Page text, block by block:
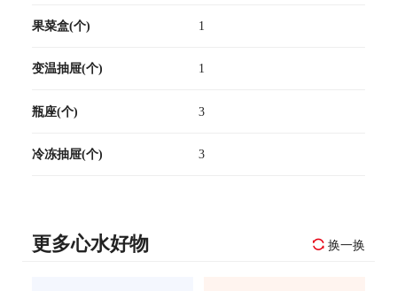
果菜盒(个) 1
变温抽屉(个) 1
瓶座(个) 3
冷冻抽屉(个) 3
更多心水好物 换一换